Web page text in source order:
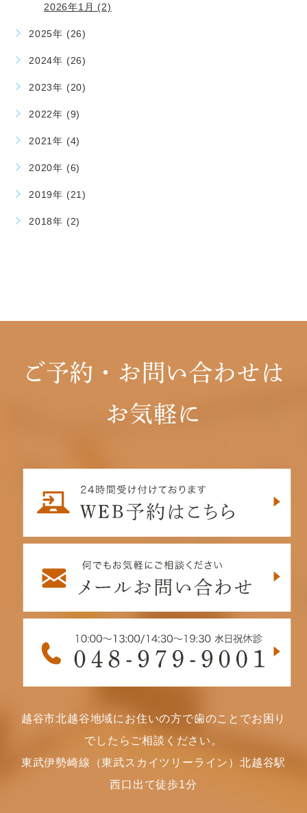
2026年1月 (2)
2025年 (26)
2024年 (26)
2023年 (20)
2022年 (9)
2021年 (4)
2020年 (6)
2019年 (21)
2018年 (2)
ご予約・お問い合わせは
お気軽に
越谷市北越谷地域にお住いの方で歯のことでお困り
でしたらご相談ください。
東武伊勢崎線（東武スカイツリーライン）北越谷駅
西口出て徒歩1分